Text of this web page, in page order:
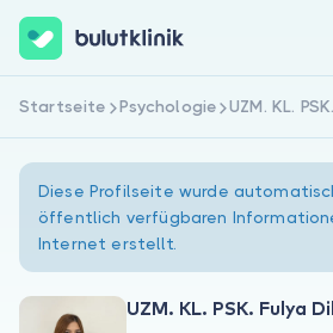
Jetzt registrieren
Startseite Psychologie UZM. KL.
Diese Profilseite wurde
öffentlich verfügbaren
Internet erstellt.
UZM. KL. PSK. Fulya